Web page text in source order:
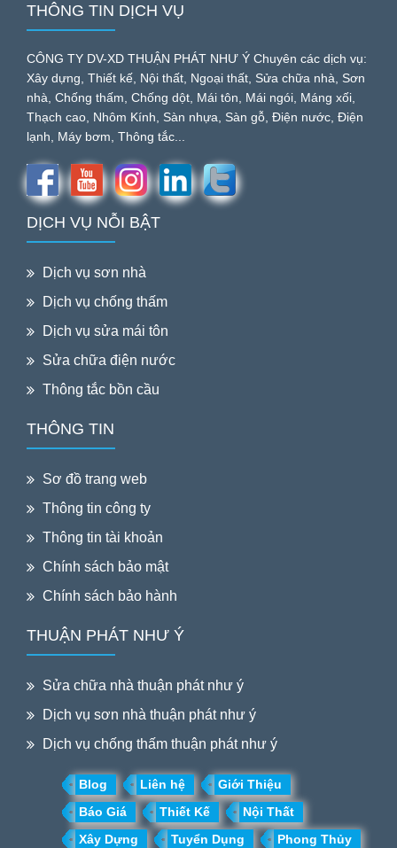
THÔNG TIN DỊCH VỤ
CÔNG TY DV-XD THUẬN PHÁT NHƯ Ý Chuyên các dịch vụ:
Xây dựng, Thiết kế, Nội thất, Ngoại thất, Sửa chữa nhà, Sơn
nhà, Chống thấm, Chống dột, Mái tôn, Mái ngói, Máng xối,
Thạch cao, Nhôm Kính, Sàn nhựa, Sàn gỗ, Điện nước, Điện
lạnh, Máy bơm, Thông tắc...
DỊCH VỤ NỖI BẬT
Dịch vụ sơn nhà
Dịch vụ chống thấm
Dịch vụ sửa mái tôn
Sửa chữa điện nước
Thông tắc bồn cầu
THÔNG TIN
Sơ đồ trang web
Thông tin công ty
Thông tin tài khoản
Chính sách bảo mật
Chính sách bảo hành
THUẬN PHÁT NHƯ Ý
Sửa chữa nhà thuận phát như ý
Dịch vụ sơn nhà thuận phát như ý
Dịch vụ chống thấm thuận phát như ý
Blog Liên hệ
Giới Thiệu
Báo Giá
Thiết Kế
Nội Thất
Xây Dựng
Tuyển Dụng
Phong Thủy